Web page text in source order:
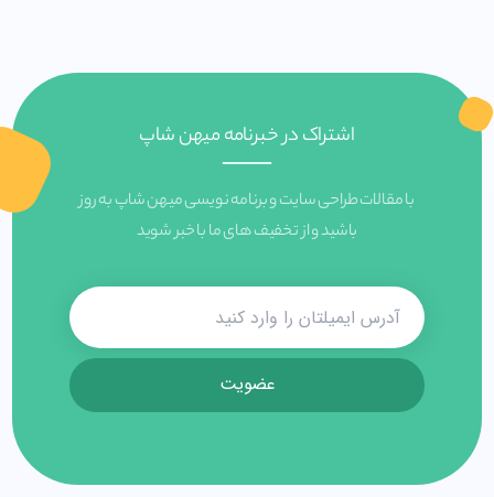
اشتراک در خبرنامه میهن شاپ
با مقالات طراحی سایت و برنامه نویسی میهن شاپ به روز
باشید و از تخفیف های ما با خبر شوید
عضویت